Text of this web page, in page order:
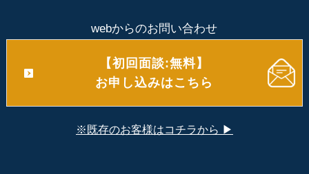
webからのお問い合わせ
【初回面談:無料】
お申し込みはこちら
※既存のお客様はコチラから ▶